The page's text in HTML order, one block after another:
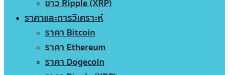
ข่าว Ripple (XRP)
ราคาและการวิเคราะห์
ราคา Bitcoin
ราคา Ethereum
ราคา Dogecoin